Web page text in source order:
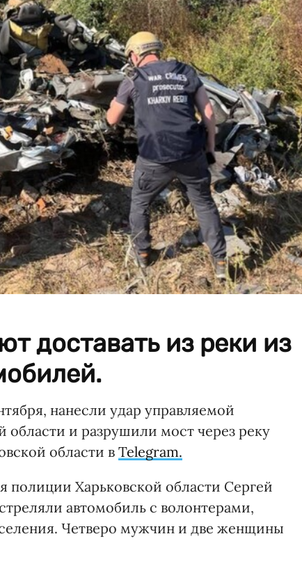
доставать из реки из
нанесли удар управляемой
области и разрушили мост через реку
области в Telegram.
полиции Харьковской области Сергей
автомобиль с волонтерами,
Четверо мужчин и две женщины